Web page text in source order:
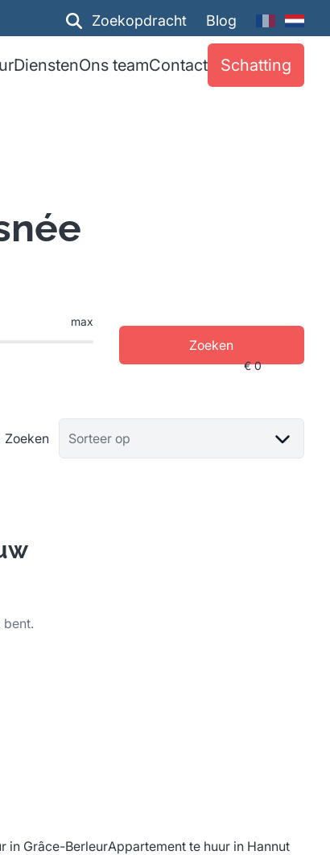
Zoekopdracht Blog
DienstenOns teamContact Schatting
max
Zoeken
Zoeken Sorteer op
bent.
in Grâce-BerleurAppartement te huur in Hannut